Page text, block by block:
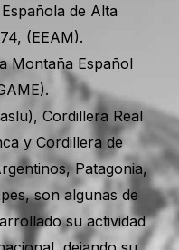
de Alta
(EEAM).
Montaña Español
Cordillera Real
y Cordillera de
Patagonia,
son algunas de
su actividad